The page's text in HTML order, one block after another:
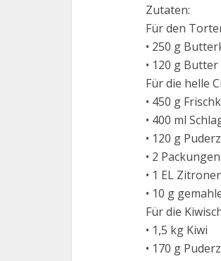
Zutaten:
Für den
• 250 g
• 120 g Butter
Für die helle
• 450 g
• 400 ml
• 120 g
• 2
• 1 EL
• 10 g
Für die
• 1,5 kg Kiwi
• 170 g